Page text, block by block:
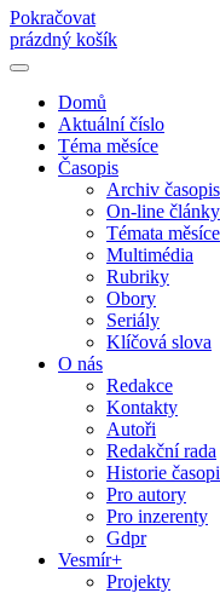
Pokračovat
prázdný košík
Domů
Aktuální číslo
Téma měsíce
Časopis
Archiv
On-line články
Témata měsíce
Multimédia
Rubriky
Obory
Seriály
Klíčová slova
O nás
Redakce
Kontakty
Autoři
Redakční rada
Historie
Pro autory
Pro inzerenty
Gdpr
Vesmír+
Projekty